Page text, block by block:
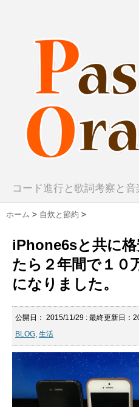
コード進行と歌詞考察と
ホーム > 自炊と節約 >
iPhone6sと共に格
たら２年間で１０
になりました。
公開日： 2015/11/29 : 最終更新日：
BLOG, 生活